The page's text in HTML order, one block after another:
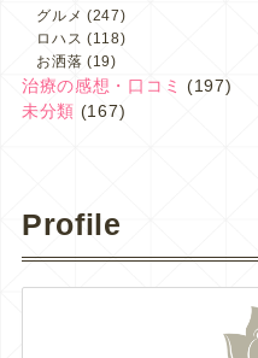
グルメ (247)
ロハス (118)
お洒落 (19)
治療の感想・口コミ
(197)
未分類 (167)
Profile